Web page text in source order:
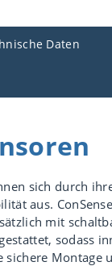
Daten
sich durch
aus.
mit
sodass
Montage